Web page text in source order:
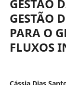
GESTÃO
GESTÃO
PARA O
FLUXOS